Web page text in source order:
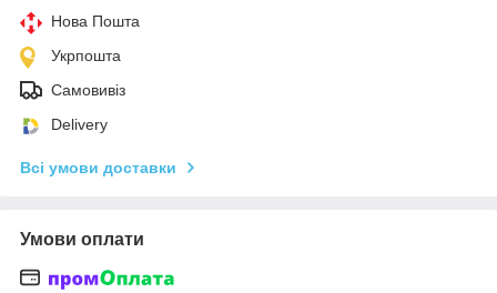
Нова Пошта
Укрпошта
Самовивіз
Delivery
Всі умови доставки
Умови оплати